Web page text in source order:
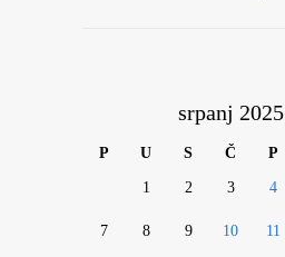
srpanj 2025
P U S Č P
1 2 3 4
7 8 9 10 11